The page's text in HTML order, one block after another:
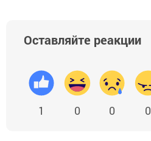
Оставляйте реакции
1 0 0 0